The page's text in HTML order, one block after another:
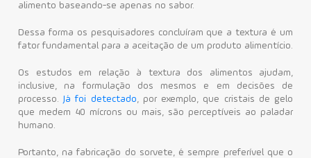
alimento baseando-se apenas no sabor.
Dessa forma os pesquisadores concluíram que a textura é um
fator fundamental para a aceitação de um produto alimentício.
Os estudos em relação à textura dos alimentos ajudam,
inclusive, na formulação dos mesmos e em decisões de
processo.Já foi detectado, por exemplo, que cristais de gelo
que medem 40 mícrons ou mais, são perceptíveis ao paladar
humano.
Portanto, na fabricação do sorvete, é sempre preferível que o